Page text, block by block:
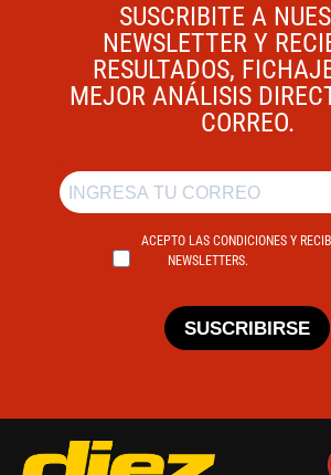
SUSCRIBITE A
NEWSLETTER Y
RESULTADOS,
MEJOR ANÁLISIS
CORREO.
ACEPTO LAS CONDICIONES Y
NEWSLETTERS.
SUSCRIBIRSE